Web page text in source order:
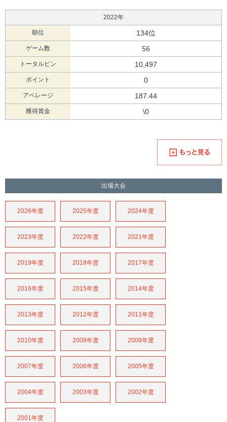
2022年
順位 134位
ゲーム数 56
トータルピン 10,497
ポイント 0
アベレージ 187.44
獲得賞金 \0
出場大会
2026年度 2025年度 2024年度
2023年度 2022年度 2021年度
2019年度 2018年度 2017年度
2016年度 2015年度 2014年度
2013年度 2012年度 2011年度
2010年度 2009年度 2008年度
2007年度 2006年度 2005年度
2004年度 2003年度 2002年度
2001年度